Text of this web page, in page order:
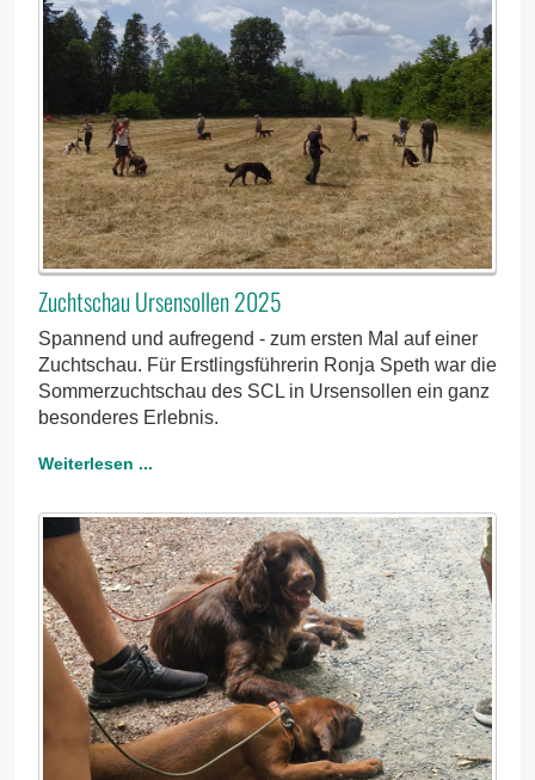
Zuchtschau Ursensollen 2025
Spannend und aufregend - zum ersten Mal auf einer
Zuchtschau. Für Erstlingsführerin Ronja Speth war die
Sommerzuchtschau des SCL in Ursensollen ein ganz
besonderes Erlebnis.
Weiterlesen ...